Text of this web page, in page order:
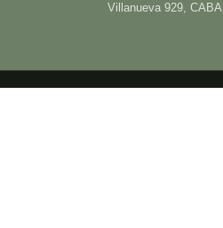
Villanueva 929, CABA